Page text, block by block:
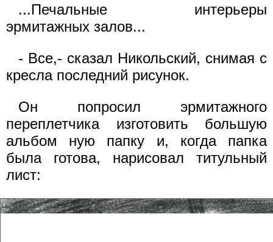
...Печальные интерьеры
эрмитажных залов...
- Все,- сказал Никольский, снимая с
кресла последний рисунок.
Он попросил эрмитажного
переплетчика изготовить большую
альбом ную папку и, когда папка
была готова, нарисовал титульный
лист: